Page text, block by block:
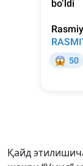
Қайд